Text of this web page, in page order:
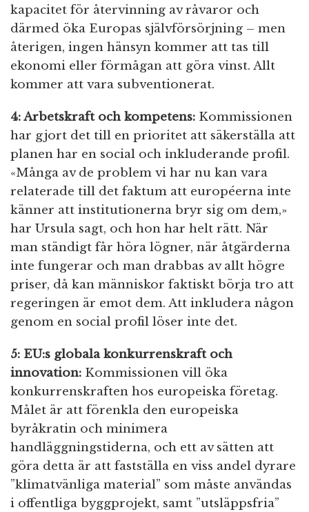
kapacitet för återvinning av råvaror och
därmed öka Europas självförsörjning – men
återigen, ingen hänsyn kommer att tas till
ekonomi eller förmågan att göra vinst. Allt
kommer att vara subventionerat.
4: Arbetskraft och kompetens: Kommissionen
har gjort det till en prioritet att säkerställa att
planen har en social och inkluderande profil.
«Många av de problem vi har nu kan vara
relaterade till det faktum att européerna inte
känner att institutionerna bryr sig om dem,»
har Ursula sagt, och hon har helt rätt. När
man ständigt får höra lögner, när åtgärderna
inte fungerar och man drabbas av allt högre
priser, då kan människor faktiskt börja tro att
regeringen är emot dem. Att inkludera någon
genom en social profil löser inte det.
5: EU:s globala konkurrenskraft och
innovation: Kommissionen vill öka
konkurrenskraften hos europeiska företag.
Målet är att förenkla den europeiska
byråkratin och minimera
handläggningstiderna, och ett av sätten att
göra detta är att fastställa en viss andel dyrare
”klimatvänliga material” som måste användas
i offentliga byggprojekt, samt ”utsläppsfria”